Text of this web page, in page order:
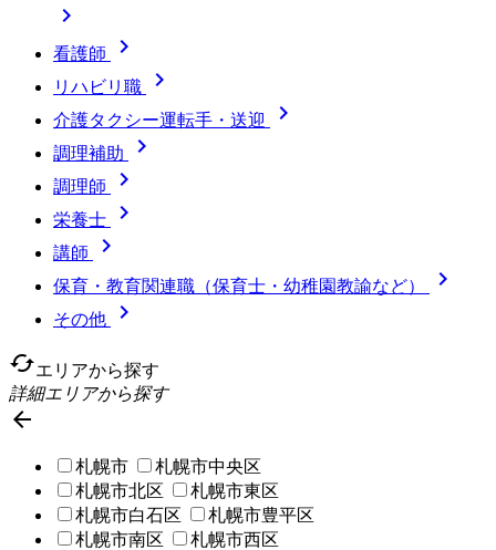

看護師 
リハビリ職 
介護タクシー運転手・送迎 
調理補助 
調理師 
栄養士 
講師 
保育・教育関連職（保育士・幼稚園教諭など） 
その他

cachedエリアから探す
詳細エリアから探す

札幌市
札幌市中央区
札幌市北区
札幌市東区
札幌市白石区
札幌市豊平区
札幌市南区
札幌市西区